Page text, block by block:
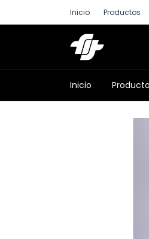
Inicio Productos
Inicio